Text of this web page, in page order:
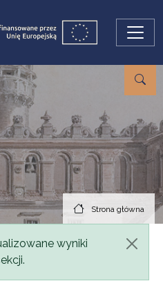
Strona główna
wyniki